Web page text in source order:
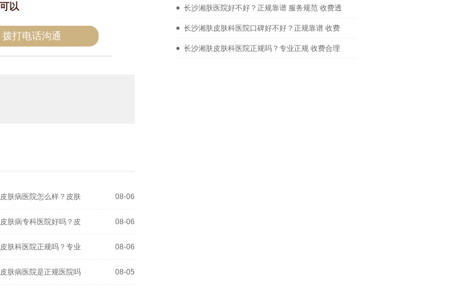
以
拨打电话沟通
肤病医院怎么样？皮肤 08-06
肤病专科医院好吗？皮 08-06
肤科医院正规吗？专业 08-06
肤病医院是正规医院吗 08-05
长沙湘肤医院好不好？正规靠谱 服务规范 收费透
长沙湘肤皮肤科医院口碑好不好？正规靠谱 收费
长沙湘肤皮肤科医院正规吗？专业正规 收费合理